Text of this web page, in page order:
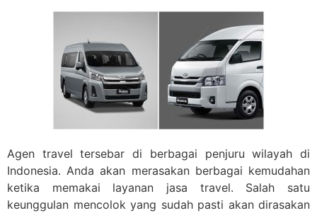
Agen travel tersebar di berbagai penjuru wilayah di
Indonesia. Anda akan merasakan berbagai kemudahan
ketika memakai layanan jasa travel. Salah satu
keunggulan mencolok yang sudah pasti akan dirasakan